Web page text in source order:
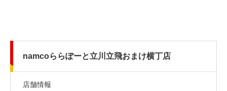
namcoららぽーと立川立飛おまけ横丁店
店舗情報